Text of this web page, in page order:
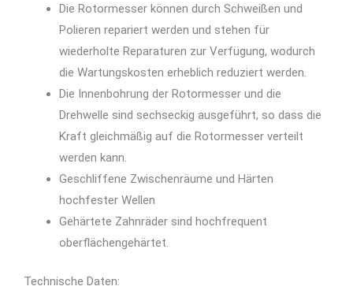
Die Rotormesser können durch Schweißen und
Polieren repariert werden und stehen für
wiederholte Reparaturen zur Verfügung, wodurch
die Wartungskosten erheblich reduziert werden.
Die Innenbohrung der Rotormesser und die
Drehwelle sind sechseckig ausgeführt, so dass die
Kraft gleichmäßig auf die Rotormesser verteilt
werden kann.
Geschliffene Zwischenräume und Härten
hochfester Wellen
Gehärtete Zahnräder sind hochfrequent
oberflächengehärtet.
Technische Daten: